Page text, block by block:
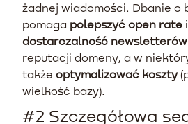
żadnej wiadomości. Dbanie o
pomaga polepszyć open rate
dostarczalność newsletterów
reputacji domeny, a w
także optymalizować koszty
wielkość bazy).
#2 Szczegółowa